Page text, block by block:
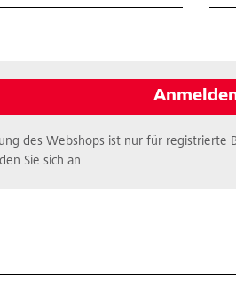
des Webshops ist nur für registrierte
Sie sich an.